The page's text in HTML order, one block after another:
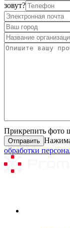
зовут?
Прикрепить фото
обработки